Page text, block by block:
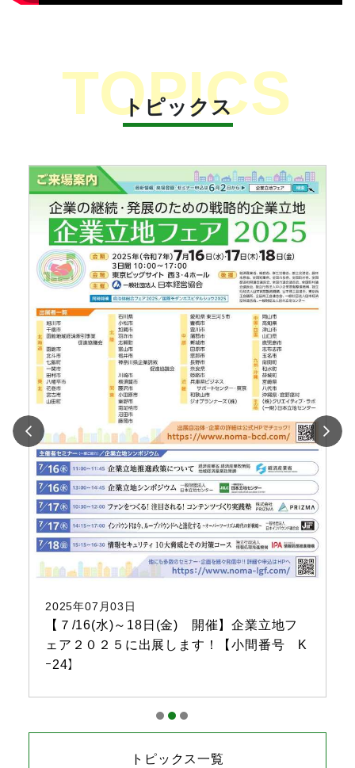
トピックス
2025年07月03日
【７/16(水)～18日(金) 開催】企業立地フ
ェア２０２５に出展します！【小間番号 K
ｰ24】
トピックス一覧